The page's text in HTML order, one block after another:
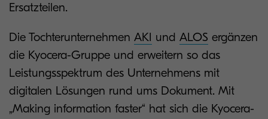
Ersatzteilen.
Die Tochterunternehmen AKI und ALOS ergänzen
die Kyocera-Gruppe und erweitern so das
Leistungsspektrum des Unternehmens mit
digitalen Lösungen rund ums Dokument. Mit
„Making information faster“ hat sich die Kyocera-